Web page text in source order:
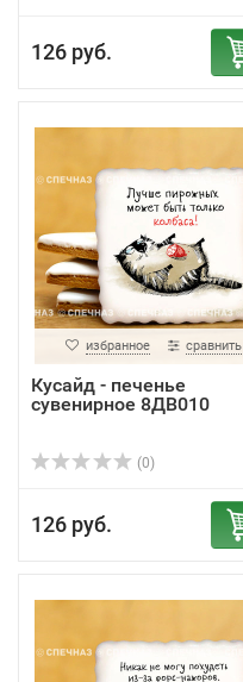
126 руб.
избранное сравнить
Кусайд - печенье
сувенирное 8ДВ010
(0)
126 руб.